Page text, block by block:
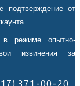
подтверждение от
в режиме опытно-
извинения за
371-00-20